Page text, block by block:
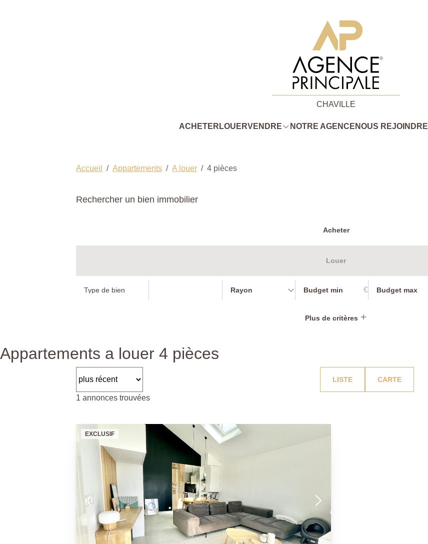
CHAVILLE
ACHETER LOUERVENDRE NOTRE AGENCE NOUS REJOINDRE
Accueil Appartements A louer 4 pièces
Rechercher un bien immobilier
Acheter
Louer
Rayon €
Plus de critères
Appartements a louer 4 pièces
LISTE CARTE
1 annonces trouvées
EXCLUSIF